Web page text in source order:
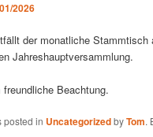
2026
der monatliche Stammtisch
Jahreshauptversammlung.
Beachtung.
posted in UncategorizedbyTom.